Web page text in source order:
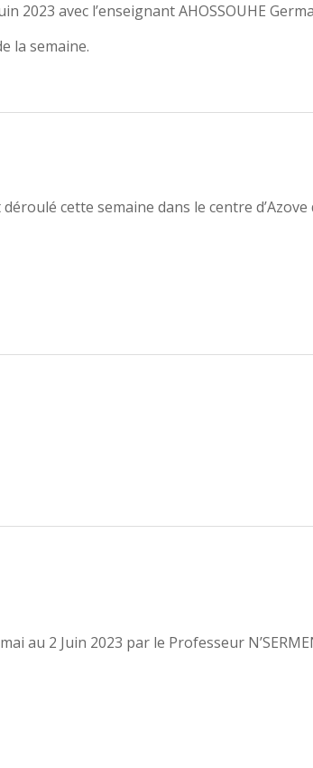
2023 avec l’enseignant AHOSSOUHE
la semaine.
cette semaine dans le centre
au 2 Juin 2023 par le Professeur